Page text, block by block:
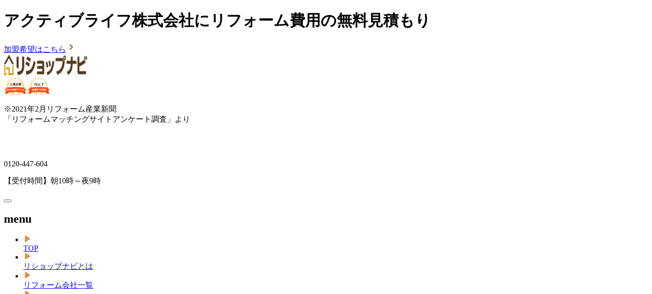
アクティブライフ株式会社にリフォーム費用の無料見積もり
加盟希望はこちら
※2021年2月リフォーム産業新聞
「リフォームマッチングサイトアンケート調査」より
0120-447-604
【受付時間】朝10時～夜9時
menu
TOP
リショップナビとは
リフォーム会社一覧